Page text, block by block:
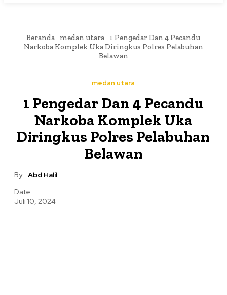
Beranda medan utara
1 Pengedar Dan 4 Pecandu
Narkoba Komplek Uka Diringkus Polres Pelabuhan
Belawan
medan utara
1 Pengedar Dan 4 Pecandu
Narkoba Komplek Uka
Diringkus Polres Pelabuhan
Belawan
By: Abd Halil
Date:
Juli 10, 2024